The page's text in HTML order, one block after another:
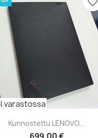
varastossa
Kunnostettu LENOVO...
Hinta
699,00 €